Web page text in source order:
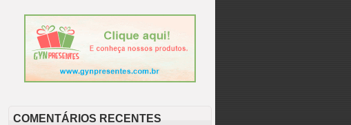
COMENTÁRIOS RECENTES